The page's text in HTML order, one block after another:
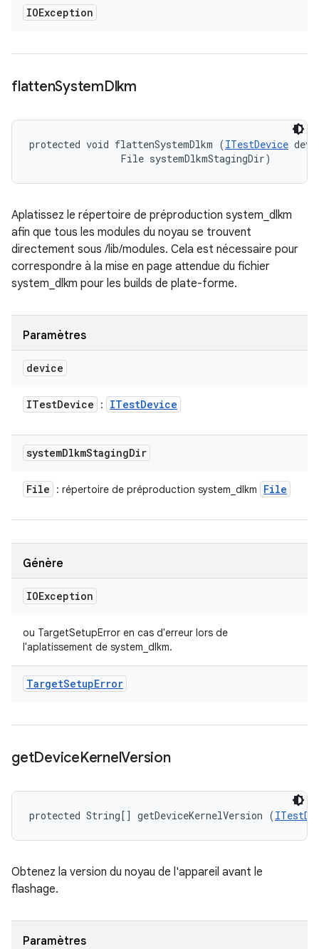
IOException
flattenSystemDlkm
protected void flattenSystemDlkm (ITestDevice
                File systemDlkmStagingDir)
Aplatissez le répertoire de préproduction system_dlkm
afin que tous les modules du noyau se trouvent
directement sous /lib/modules. Cela est nécessaire pour
correspondre à la mise en page attendue du fichier
system_dlkm pour les builds de plate-forme.
Paramètres
device
ITestDevice : ITestDevice
systemDlkmStagingDir
File : répertoire de préproduction system_dlkm File
Génère
IOException
ou TargetSetupError en cas d'erreur lors de
l'aplatissement de system_dlkm.
TargetSetupError
getDeviceKernelVersion
protected String[] getDeviceKernelVersion (
Obtenez la version du noyau de l'appareil avant le
flashage.
Paramètres